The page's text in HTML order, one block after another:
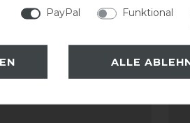
Care Creme
PayPal
Funktional
ALLE